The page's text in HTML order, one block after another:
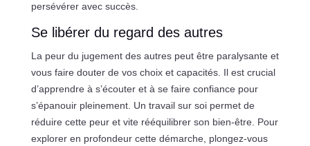
persévérer avec succès.
Se libérer du regard des autres
La peur du jugement des autres peut être paralysante et
vous faire douter de vos choix et capacités. Il est crucial
d’apprendre à s’écouter et à se faire confiance pour
s’épanouir pleinement. Un travail sur soi permet de
réduire cette peur et vite rééquilibrer son bien-être. Pour
explorer en profondeur cette démarche, plongez-vous